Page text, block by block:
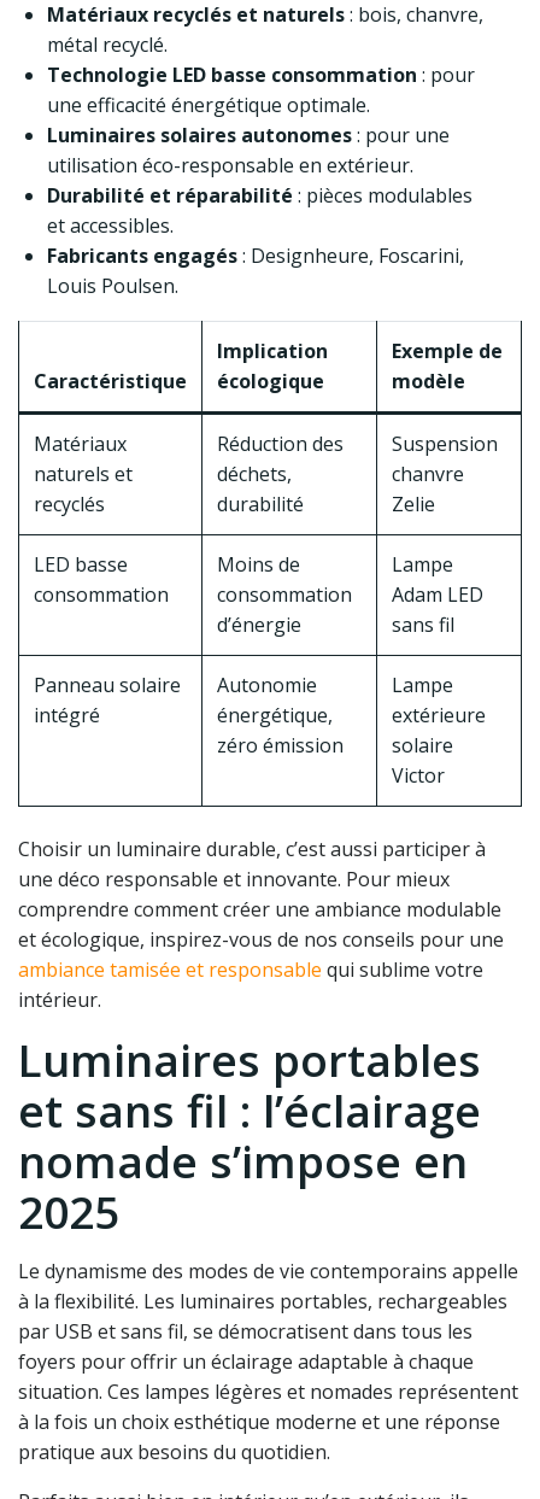
Matériaux recyclés et naturels: bois, chanvre,
métal recyclé.
Technologie LED basse consommation : pour
une efficacité énergétique optimale.
Luminaires solaires autonomes: pour une
utilisation éco-responsable en extérieur.
Durabilité et réparabilité : pièces modulables
et accessibles.
Fabricants engagés: Designheure, Foscarini,
Louis Poulsen.
Caractéristique
Implication
écologique
Exemple de
modèle
Matériaux
naturels et
recyclés
Réduction des
déchets,
durabilité
Suspension
chanvre
Zelie
LED basse
consommation
Moins de
consommation
d’énergie
Lampe
Adam LED
sans fil
Panneau solaire
intégré
Autonomie
énergétique,
zéro émission
Lampe
extérieure
solaire
Victor
Choisir un luminaire durable, c’est aussi participer à
une déco responsable et innovante. Pour mieux
comprendre comment créer une ambiance modulable
et écologique, inspirez-vous de nos conseils pour une
ambiance tamisée et responsable qui sublime votre
intérieur.
Luminaires portables
et sans fil : l’éclairage
nomade s’impose en
2025
Le dynamisme des modes de vie contemporains appelle
à la flexibilité. Les luminaires portables, rechargeables
par USB et sans fil, se démocratisent dans tous les
foyers pour offrir un éclairage adaptable à chaque
situation. Ces lampes légères et nomades représentent
à la fois un choix esthétique moderne et une réponse
pratique aux besoins du quotidien.